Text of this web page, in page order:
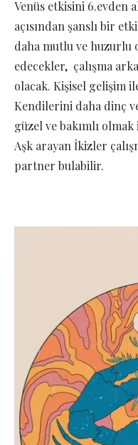
Venüs etkisini 6.evden
açısından şanslı bir
daha mutlu ve huzurlu
edecekler, çalışma
olacak. Kişisel gelişim
Kendilerini daha dinç
güzel ve bakımlı
Aşk arayan İkizler
partner bulabilir.